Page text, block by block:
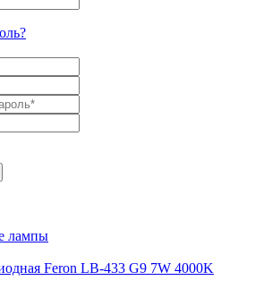
лампы
Feron LB-433 G9 7W 4000K